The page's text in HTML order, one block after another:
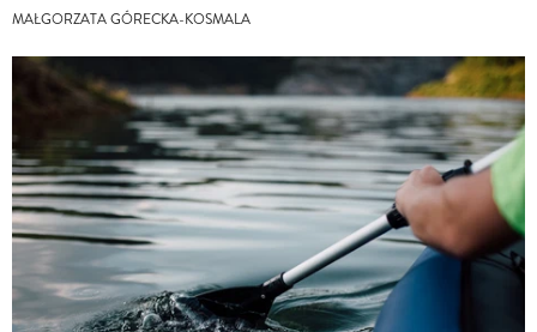
MAŁGORZATA GÓRECKA-KOSMALA